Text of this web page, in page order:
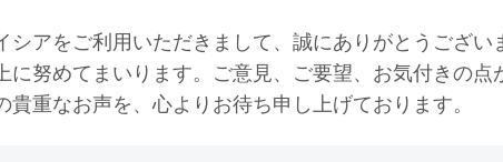
シアをご利用いただきまして、誠にありがとうござ
に努めてまいります。ご意見、ご要望、お気付きの
貴重なお声を、心よりお待ち申し上げております。